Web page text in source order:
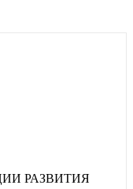
РАЗВИТИЯ